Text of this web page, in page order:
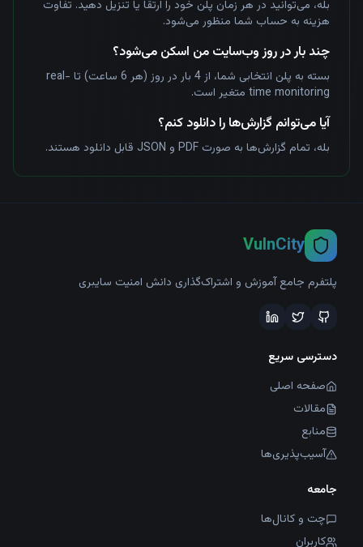
بله، می‌توانید در هر زمان پلن خود را ارتقا یا تنزیل دهید. تفاوت
هزینه به حساب شما منظور می‌شود.
چند بار در روز وب‌سایت من اسکن می‌شود؟
بسته به پلن انتخابی شما، از 4 بار در روز (هر 6 ساعت) تا real-
time monitoring متغیر است.
آیا می‌توانم گزارش‌ها را دانلود کنم؟
بله، تمام گزارش‌ها به صورت PDF و JSON قابل دانلود هستند.
VulnCity
پلتفرم جامع آموزش و اشتراک‌گذاری دانش امنیت سایبری
دسترسی سریع
صفحه اصلی
مقالات
منابع
آسیب‌پذیری‌ها
جامعه
چت و کانال‌ها
کاربران